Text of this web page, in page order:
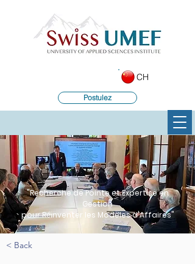
Postulez
CH
"Recherche de Pointe et Expertise en
Gestion
pour Réinventer les Modèles d'Affaires"
< Back